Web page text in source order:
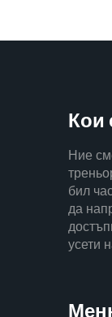
Кои
Ние
бил
да
усети